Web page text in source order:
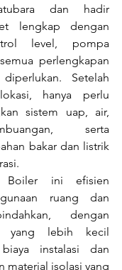
dan hadir
lengkap dengan
level, pompa
perlengkapan
Setelah
hanya perlu
sistem uap, air,
serta
bakar dan listrik
ini efisien
ruang dan
dengan
yang lebih kecil
instalasi dan
material isolasi yang